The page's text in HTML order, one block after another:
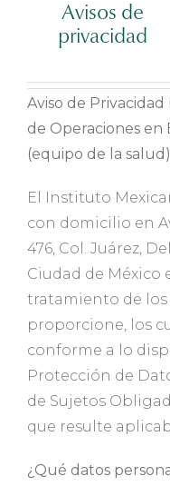
Avisos de
privacidad
Aviso de
de Operaciones en
(equipo de la
El Instituto
con domicilio en
476, Col. Juárez,
Ciudad de México
tratamiento de los
proporcione, los
conforme a lo
Protección de
de Sujetos
que resulte
¿Qué datos